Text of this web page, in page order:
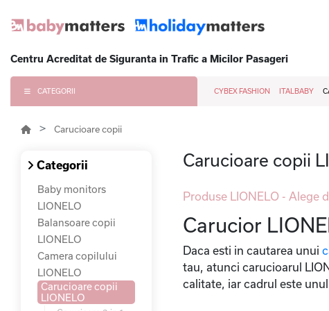
Centru Acreditat de Siguranta in Trafic a Micilor Pasageri
CATEGORII CYBEX FASHION ITALBABY
Carucioare copii
Categorii
Baby monitors
LIONELO
Balansoare copii
LIONELO
Camera copilului
LIONELO
Carucioare copii
LIONELO
Carucioare copii
Produse LIONELO - Alege
Carucior
Daca esti in cautarea unui
tau, atunci carucioarul
calitate, iar cadrul este